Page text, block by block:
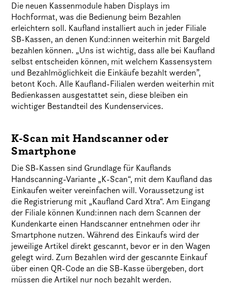
Die neuen Kassenmodule haben Displays im
Hochformat, was die Bedienung beim Bezahlen
erleichtern soll. Kaufland installiert auch in jeder Filiale
SB-Kassen, an denen Kund:innen weiterhin mit Bargeld
bezahlen können. „Uns ist wichtig, dass alle bei Kaufland
selbst entscheiden können, mit welchem Kassensystem
und Bezahlmöglichkeit die Einkäufe bezahlt werden”,
betont Koch. Alle Kaufland-Filialen werden weiterhin mit
Bedienkassen ausgestattet sein, diese bleiben ein
wichtiger Bestandteil des Kundenservices.
K-Scan mit Handscanner oder
Smartphone
Die SB-Kassen sind Grundlage für Kauflands
Handscanning-Variante „K-Scan“, mit dem Kaufland das
Einkaufen weiter vereinfachen will. Voraussetzung ist
die Registrierung mit „Kaufland Card Xtra“. Am Eingang
der Filiale können Kund:innen nach dem Scannen der
Kundenkarte einen Handscanner entnehmen oder ihr
Smartphone nutzen. Während des Einkaufs wird der
jeweilige Artikel direkt gescannt, bevor er in den Wagen
gelegt wird. Zum Bezahlen wird der gescannte Einkauf
über einen QR-Code an die SB-Kasse übergeben, dort
müssen die Artikel nur noch bezahlt werden.